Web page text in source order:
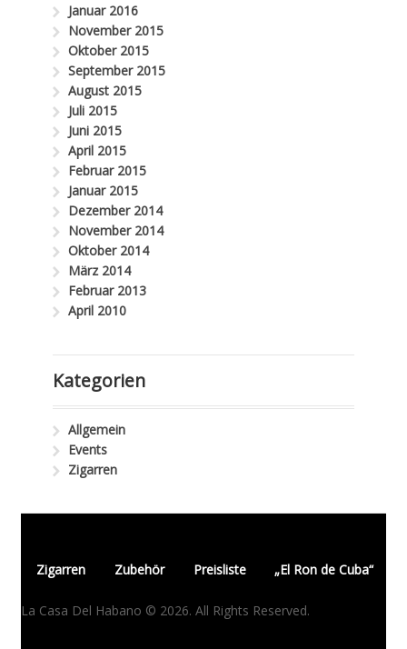
Januar 2016
November 2015
Oktober 2015
September 2015
August 2015
Juli 2015
Juni 2015
April 2015
Februar 2015
Januar 2015
Dezember 2014
November 2014
Oktober 2014
März 2014
Februar 2013
April 2010
Kategorien
Allgemein
Events
Zigarren
Zigarren Zubehör Preisliste „El Ron de Cuba“
La Casa Del Habano © 2026. All Rights Reserved.